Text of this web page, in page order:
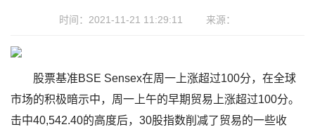
时间：2021-11-21 11:29:11 来源：
股票基准BSE Sensex在周一上涨超过100分，在全球
市场的积极暗示中，周一上午的早期贸易上涨超过100分。
击中40,542.40的高度后，30股指数削减了贸易的一些收